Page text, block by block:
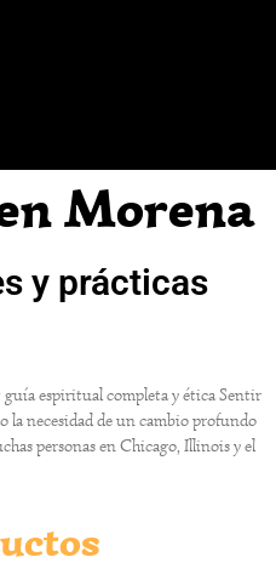
Morena
y prácticas
espiritual completa y ética Sentir
la necesidad de un cambio profundo
personas en Chicago, Illinois y el